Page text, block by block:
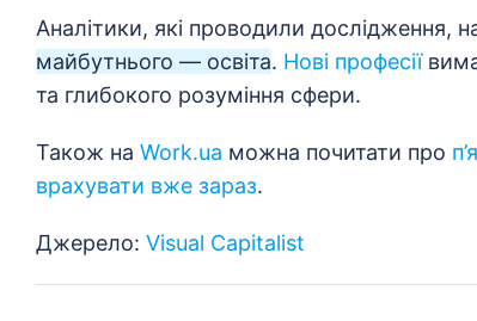
Аналітики, які проводили дослідження,
майбутнього — освіта. Нові професії
та глибокого розуміння сфери.
Також на Work.ua можна почитати про
врахувати вже зараз.
Джерело: Visual Capitalist